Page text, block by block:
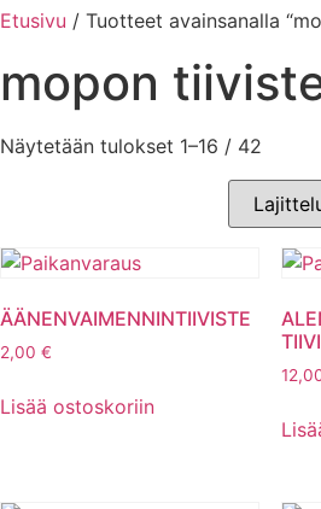
Etusivu / Tuotteet avainsanalla
mopon
Näytetään tulokset 1–16 / 42
ÄÄNENVAIMENNINTIIVISTE
2,00 €
Lisää ostoskoriin